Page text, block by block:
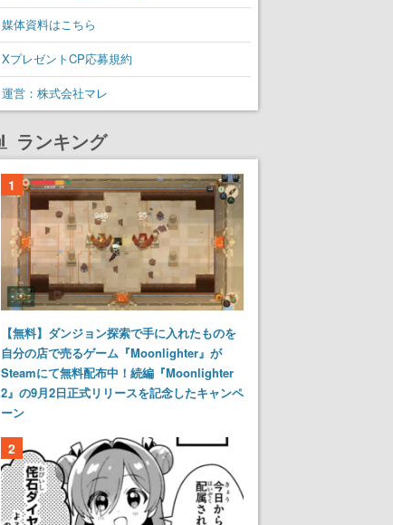
媒体資料はこちら
XプレゼントCP応募規約
運営：株式会社マレ
ランキング
1
【無料】ダンジョン探索で手に入れたものを
自分の店で売るゲーム『Moonlighter』が
Steamにて無料配布中！続編『Moonlighter
2』の9月2日正式リリースを記念したキャンペ
ーン
2